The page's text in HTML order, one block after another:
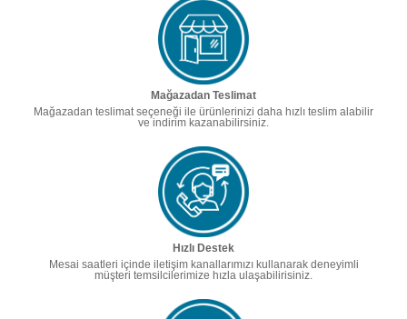
Mağazadan Teslimat
Mağazadan teslimat seçeneği ile ürünlerinizi daha hızlı teslim alabilir
ve indirim kazanabilirsiniz.
Hızlı Destek
Mesai saatleri içinde iletişim kanallarımızı kullanarak deneyimli
müşteri temsilcilerimize hızla ulaşabilirisiniz.